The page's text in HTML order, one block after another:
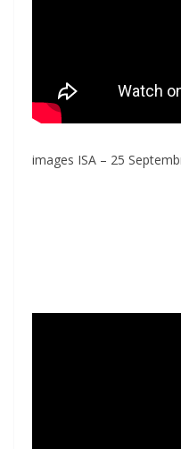
images ISA – 25